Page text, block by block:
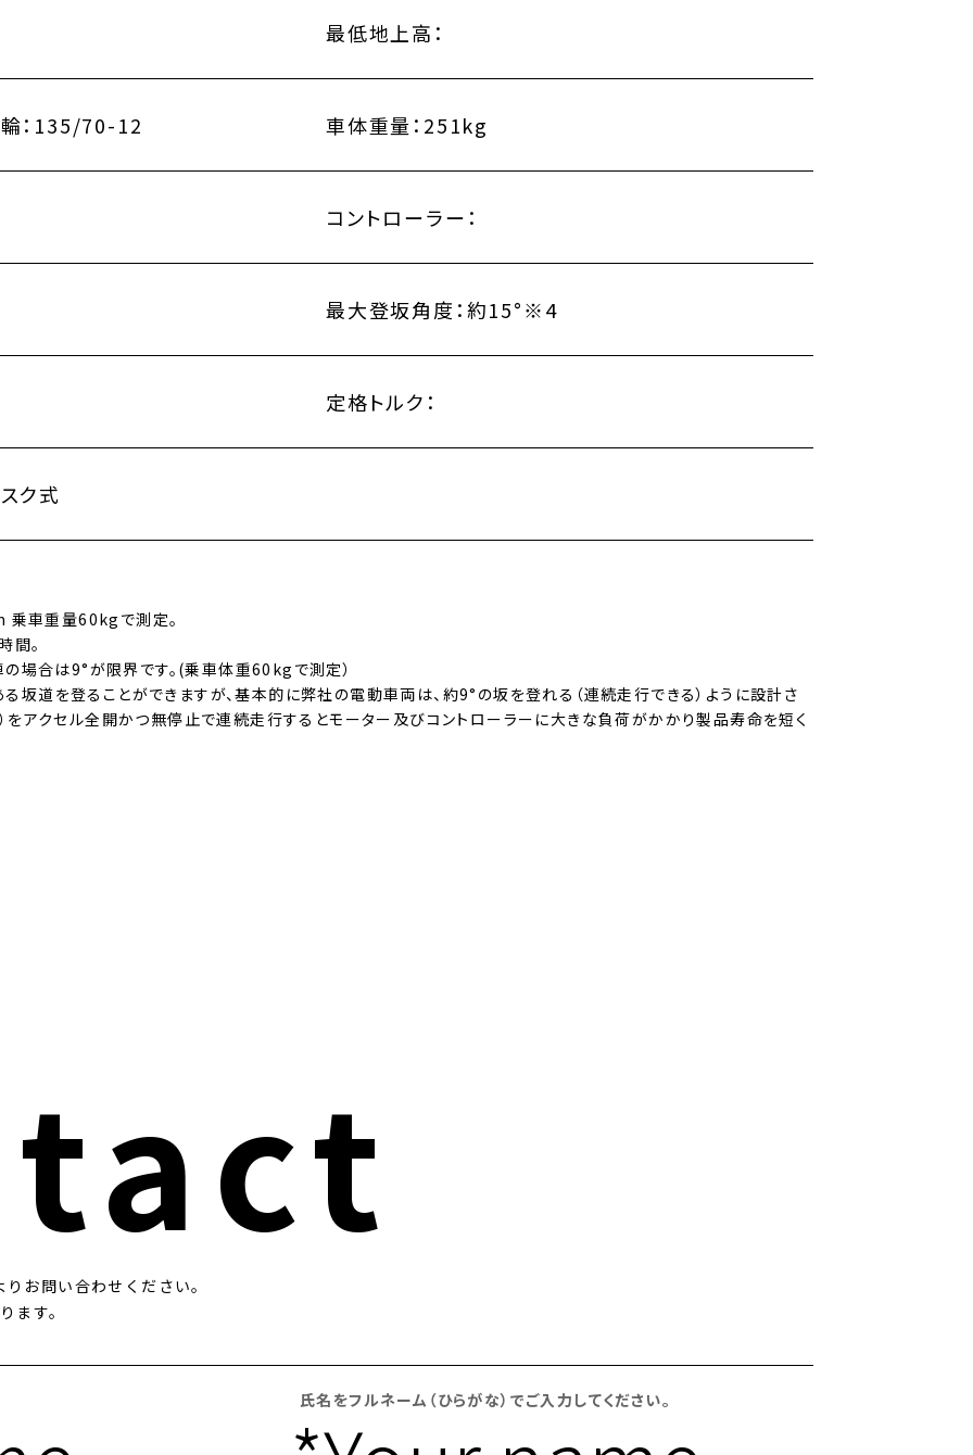
最低地上高：
：135/70-12 車体重量： 251kg
コントローラー：
最大登坂角度：約15°※4
定格トルク：
ク式
車重量60kgで測定。
間。
場合は9°が限界です。(乗車体重60kgで測定）
坂道を登ることができますが、基本的に弊社の電動車両は、約9°の坂を登れる（連続走行できる）ように設計さ
をアクセル全開かつ無停止で連続走行するとモーター及びコントローラーに大きな負荷がかかり製品寿命を短く
お問い合わせください。
ます。
氏名をフルネーム（ひらがな）でご入力してください。